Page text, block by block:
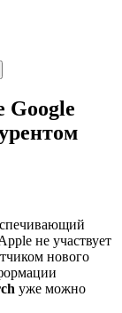
Google
не участвует
нового
уже можно